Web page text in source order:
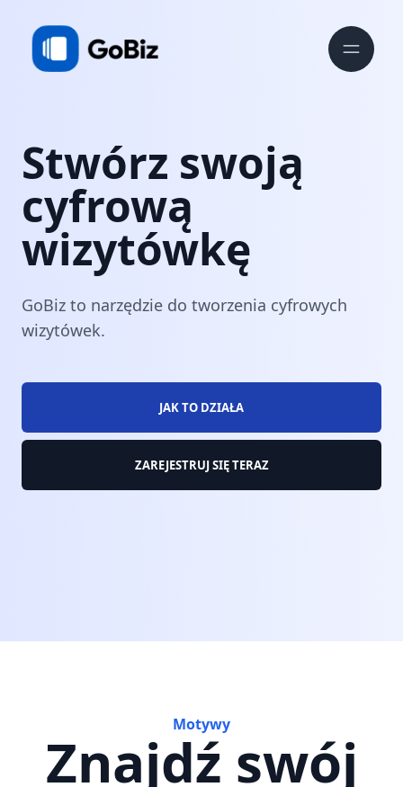
Stwórz swoją
cyfrową
wizytówkę
GoBiz to narzędzie do tworzenia cyfrowych
wizytówek.
JAK TO DZIAŁA
ZAREJESTRUJ SIĘ TERAZ
Motywy
Znajdź swój